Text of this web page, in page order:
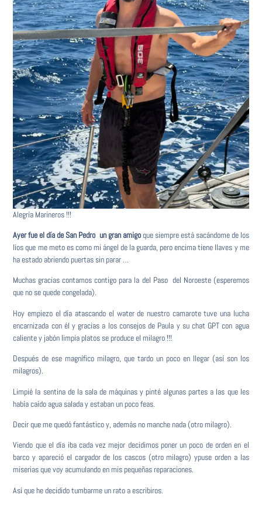
Alegría Marineros !!!
Ayer fue el día de San Pedro un gran amigoque siempre está sacándome de los
líos que me meto es como mi ángel de la guarda, pero encima tiene llaves y me
ha estado abriendo puertas sin parar …
Muchas gracias contamos contigo para la del Paso del Noroeste (esperemos
que no se quede congelada).
Hoy empiezo el día atascando el water de nuestro camarote tuve una lucha
encarnizada con él y gracias a los consejos de Paula y su chat GPT con agua
caliente y jabón limpia platos se produce el milagro !!!
Después de ese magnífico milagro, que tardo un poco en llegar (así son los
milagros).
Limpié la sentina de la sala de máquinas y pinté algunas partes a las que les
había caído agua salada y estaban un poco feas.
Decir que me quedó fantástico y, además no manche nada (otro milagro).
Viendo que el día iba cada vez mejor decidimos poner un poco de orden en el
barco y apareció el cargador de los cascos (otro milagro) ypuse orden a las
miserias que voy acumulando en mis pequeñas reparaciones.
Así que he decidido tumbarme un rato a escribiros.